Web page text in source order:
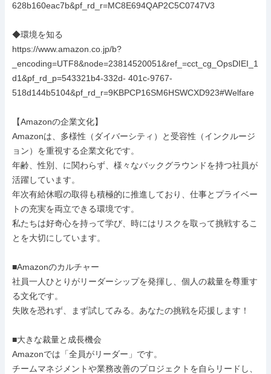
628b160eac7b&pf_rd_r=MC8E694QAP2C5C0747V3
◆環境を知る
https://www.amazon.co.jp/b?
_encoding=UTF8&node=23814520051&ref_=cct_cg_OpsDIEI_1
d1&pf_rd_p=543321b4-332d- 401c-9767-
518d144b5104&pf_rd_r=9KBPCP16SM6HSWCXD923#Welfare
【Amazonの企業文化】
Amazonは、多様性（ダイバーシティ）と受容性（インクルージ
ョン）を重視する企業文化です。
年齢、性別、に関わらず、様々なバックグラウンドを持つ社員が
活躍しています。
年次有給休暇の取得も積極的に推進しており、仕事とプライベー
トの充実を両立できる環境です。
私たちは好奇心を持って学び、時にはリスクを取って挑戦するこ
とを大切にしています。
■Amazonのカルチャー
社員一人ひとりがリーダーシップを発揮し、個人の裁量を尊重す
る文化です。
失敗を恐れず、まず試してみる。あなたの挑戦を応援します！
■大きな裁量と成長機会
Amazonでは「全員がリーダー」です。
チームマネジメントや業務改善のプロジェクトを自らリードし、